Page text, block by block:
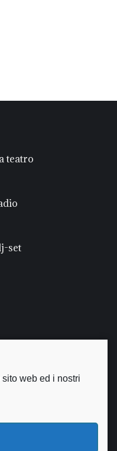
web ed i nostri
teatro
set